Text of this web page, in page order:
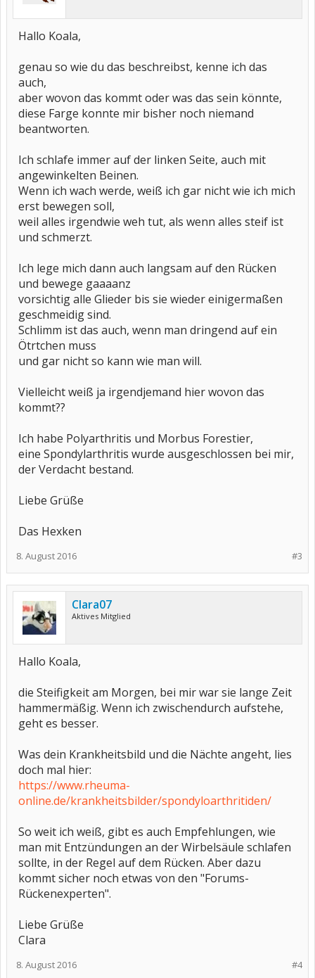
Hallo Koala,
genau so wie du das beschreibst, kenne ich das
auch,
aber wovon das kommt oder was das sein könnte,
diese Farge konnte mir bisher noch niemand
beantworten.
Ich schlafe immer auf der linken Seite, auch mit
angewinkelten Beinen.
Wenn ich wach werde, weiß ich gar nicht wie ich mich
erst bewegen soll,
weil alles irgendwie weh tut, als wenn alles steif ist
und schmerzt.
Ich lege mich dann auch langsam auf den Rücken
und bewege gaaaanz
vorsichtig alle Glieder bis sie wieder einigermaßen
geschmeidig sind.
Schlimm ist das auch, wenn man dringend auf ein
Ötrtchen muss
und gar nicht so kann wie man will.
Vielleicht weiß ja irgendjemand hier wovon das
kommt??
Ich habe Polyarthritis und Morbus Forestier,
eine Spondylarthritis wurde ausgeschlossen bei mir,
der Verdacht bestand.
Liebe Grüße
Das Hexken
#3
8. August 2016
Clara07
Aktives Mitglied
Hallo Koala,
die Steifigkeit am Morgen, bei mir war sie lange Zeit
hammermäßig. Wenn ich zwischendurch aufstehe,
geht es besser.
Was dein Krankheitsbild und die Nächte angeht, lies
doch mal hier:
https://www.rheuma-
online.de/krankheitsbilder/spondyloarthritiden/
So weit ich weiß, gibt es auch Empfehlungen, wie
man mit Entzündungen an der Wirbelsäule schlafen
sollte, in der Regel auf dem Rücken. Aber dazu
kommt sicher noch etwas von den "Forums-
Rückenexperten".
Liebe Grüße
Clara
#4
8. August 2016